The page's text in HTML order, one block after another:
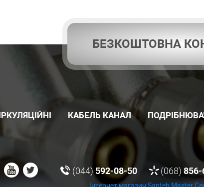
БЕЗКОШТОВНА
КАБЕЛЬ КАНАЛ
(044) 592-08-50 (068) 856-
Інтернет магазин Santeh Master